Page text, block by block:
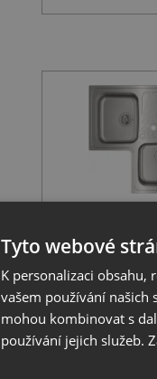
7 990 Kč
Tyto webové
K personalizaci obsahu,
vašem používání
mohou kombinovat s
používání jejich služeb.